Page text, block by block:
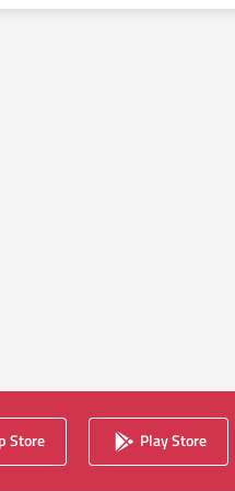
Store Play Store